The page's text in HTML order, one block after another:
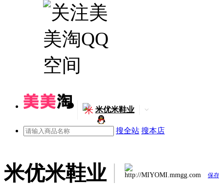
米 米优米鞋业
搜全站 搜本店
米优米鞋业 http://MIYOMI.mmgg.com 保